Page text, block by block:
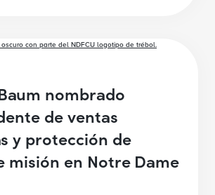
nombrado
de ventas
y protección de
misión en Notre Dame